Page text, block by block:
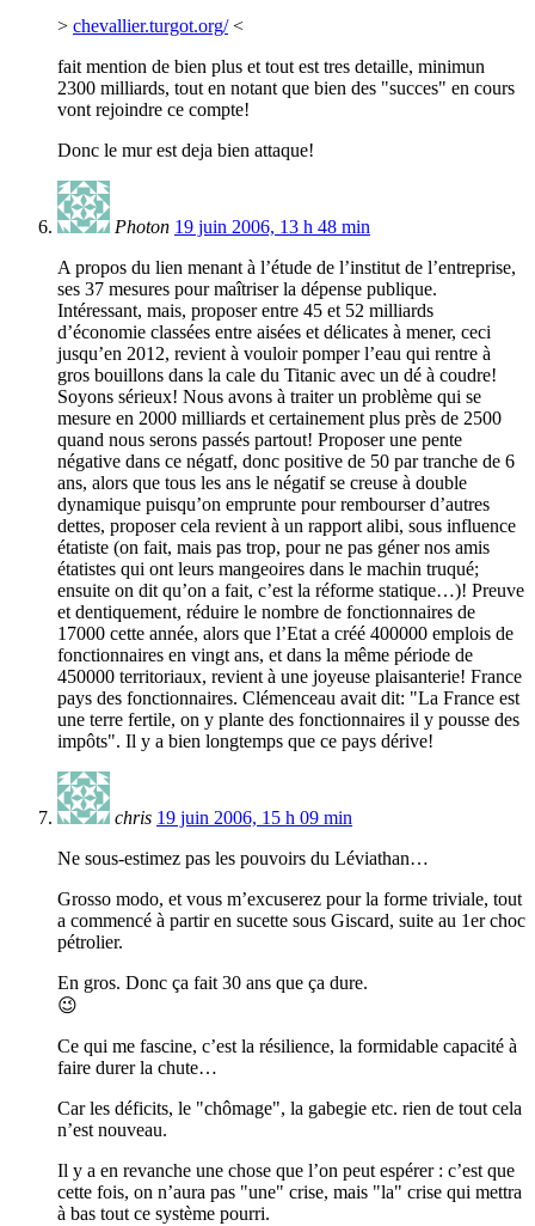
> chevallier.turgot.org/<
fait mention de bien plus et tout est tres detaille, minimun
2300 milliards, tout en notant que bien des "succes" en cours
vont rejoindre ce compte!
Donc le mur est deja bien attaque!
Photon 19 juin 2006, 13 h 48 min
A propos du lien menant à l’étude de l’institut de l’entreprise,
ses 37 mesures pour maîtriser la dépense publique.
Intéressant, mais, proposer entre 45 et 52 milliards
d’économie classées entre aisées et délicates à mener, ceci
jusqu’en 2012, revient à vouloir pomper l’eau qui rentre à
gros bouillons dans la cale du Titanic avec un dé à coudre!
Soyons sérieux! Nous avons à traiter un problème qui se
mesure en 2000 milliards et certainement plus près de 2500
quand nous serons passés partout! Proposer une pente
négative dans ce négatf, donc positive de 50 par tranche de 6
ans, alors que tous les ans le négatif se creuse à double
dynamique puisqu’on emprunte pour rembourser d’autres
dettes, proposer cela revient à un rapport alibi, sous influence
étatiste (on fait, mais pas trop, pour ne pas géner nos amis
étatistes qui ont leurs mangeoires dans le machin truqué;
ensuite on dit qu’on a fait, c’est la réforme statique…)! Preuve
et dentiquement, réduire le nombre de fonctionnaires de
17000 cette année, alors que l’Etat a créé 400000 emplois de
fonctionnaires en vingt ans, et dans la même période de
450000 territoriaux, revient à une joyeuse plaisanterie! France
pays des fonctionnaires. Clémenceau avait dit: "La France est
une terre fertile, on y plante des fonctionnaires il y pousse des
impôts". Il y a bien longtemps que ce pays dérive!
chris 19 juin 2006, 15 h 09 min
Ne sous-estimez pas les pouvoirs du Léviathan…
Grosso modo, et vous m’excuserez pour la forme triviale, tout
a commencé à partir en sucette sous Giscard, suite au 1er choc
pétrolier.
En gros. Donc ça fait 30 ans que ça dure.
😉
Ce qui me fascine, c’est la résilience, la formidable capacité à
faire durer la chute…
Car les déficits, le "chômage", la gabegie etc. rien de tout cela
n’est nouveau.
Il y a en revanche une chose que l’on peut espérer : c’est que
cette fois, on n’aura pas "une" crise, mais "la" crise qui mettra
à bas tout ce système pourri.